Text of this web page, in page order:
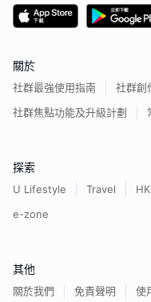
關於
社群最強使用指南
社群創
社群焦點功能及升級計劃
探索
U Lifestyle Travel HK
e-zone
其他
關於我們 免責聲明 使